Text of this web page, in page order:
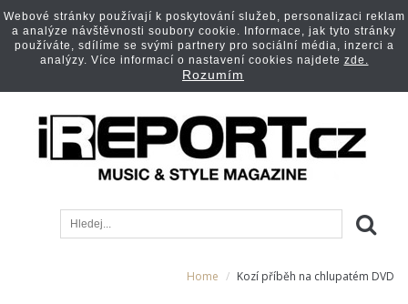
Home Kozí příběh na chlupatém DVD
Webové stránky používají k poskytování služeb, personalizaci reklam
a analýze návštěvnosti soubory cookie. Informace, jak tyto stránky
používáte, sdílíme se svými partnery pro sociální média, inzerci a
analýzy. Více informací o nastavení cookies najdete zde.
Rozumím